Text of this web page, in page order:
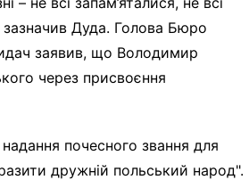
зазначив Дуда. Голова Бюро
заявив, що Володимир
через присвоєння
почесного звання для
дружній польський народ".